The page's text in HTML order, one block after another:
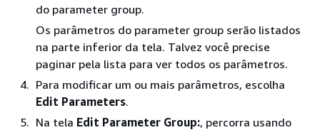
do parameter group.
Os parâmetros do parameter group serão listados
na parte inferior da tela. Talvez você precise
paginar pela lista para ver todos os parâmetros.
Para modificar um ou mais parâmetros, escolha
Edit Parameters.
Na tela Edit Parameter Group:, percorra usando